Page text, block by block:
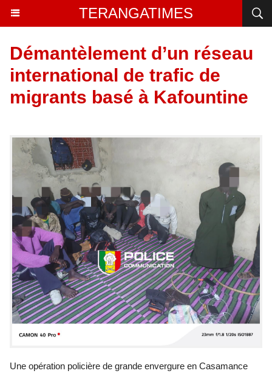
TERANGATIMES
Démantèlement d’un réseau
international de trafic de
migrants basé à Kafountine
Une opération policière de grande envergure en Casamance